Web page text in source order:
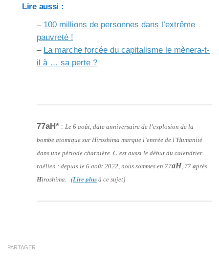
Lire aussi :
– 100 millions de personnes dans l’extrême
pauvreté !
– La marche forcée du capitalisme le mènera-t-
il à … sa perte ?
77aH* : Le 6 août, date anniversaire de l’explosion de la
bombe atomique sur Hiroshima marque l’entrée de l’Humanité
dans une période charnière. C’est aussi le début du calendrier
raélien : depuis le 6 août 2022, nous sommes en 77aH, 77 après
Hiroshima. (Lire plus à ce sujet)
PARTAGER